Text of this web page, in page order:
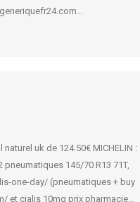
uk de 124.50€ MICHELIN :
145/70 R13 71T,
one-day/ (pneumatiques + buy
et cialis 10mg prix pharmacie…